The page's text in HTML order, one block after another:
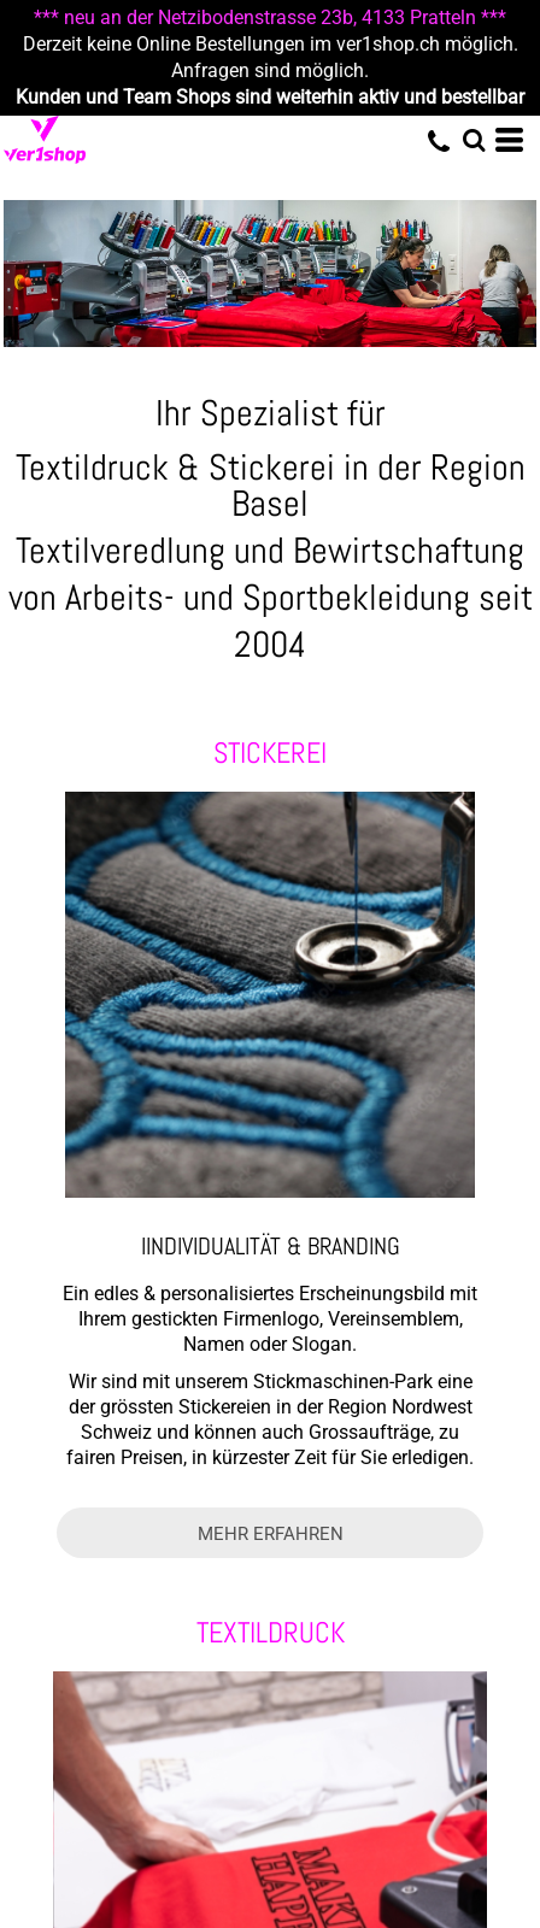
*** neu an der Netzibodenstrasse 23b, 4133 Pratteln ***
Derzeit keine Online Bestellungen im ver1shop.ch möglich.
Anfragen sind möglich.
Kunden und Team Shops sind weiterhin aktiv und bestellbar
Ihr Spezialist für
Textildruck & Stickerei in der Region
Basel
Textilveredlung und Bewirtschaftung
von Arbeits- und Sportbekleidung seit
2004
STICKEREI
IINDIVIDUALITÄT & BRANDING
Ein edles & personalisiertes Erscheinungsbild mit
Ihrem gestickten Firmenlogo, Vereinsemblem,
Namen oder Slogan.
Wir sind mit unserem Stickmaschinen-Park eine
der grössten Stickereien in der Region Nordwest
Schweiz und können auch Grossaufträge, zu
fairen Preisen, in kürzester Zeit für Sie erledigen.
MEHR ERFAHREN
TEXTILDRUCK